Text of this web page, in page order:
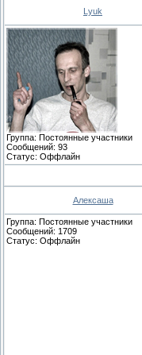
Lyuk
Группа: Постоянные участники
Сообщений: 93
Статус: Оффлайн
Алексаша
Группа: Постоянные участники
Сообщений: 1709
Статус: Оффлайн